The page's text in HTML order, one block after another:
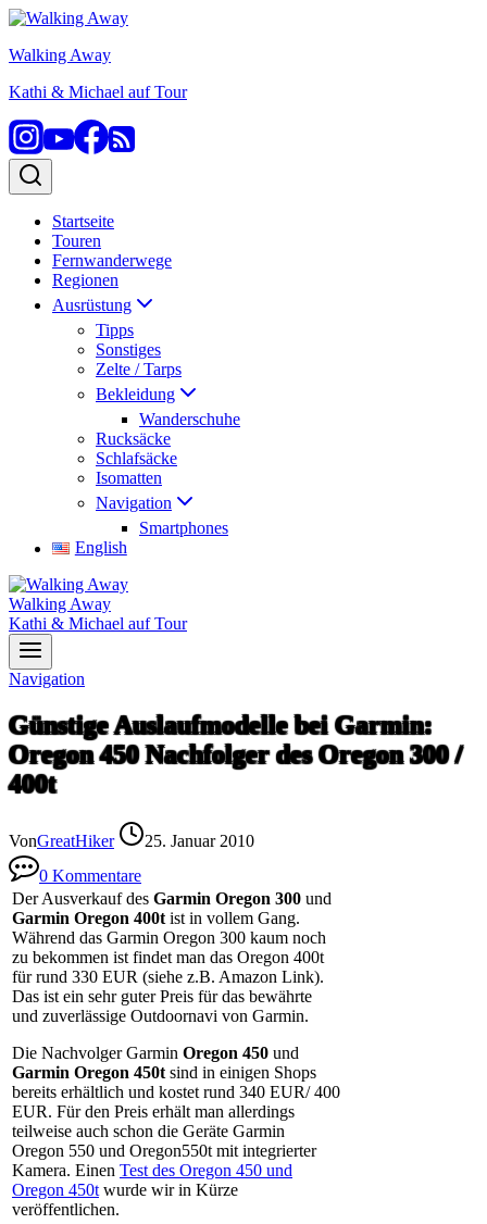
Zum
springen
Walking Away
Kathi & Michael auf Tour
Startseite
Touren
Fernwanderwege
Regionen
Ausrüstung
Tipps
Sonstiges
Zelte / Tarps
Bekleidung
Wanderschuhe
Rucksäcke
Schlafsäcke
Isomatten
Navigation
Smartphones
English
Walking Away
Kathi & Michael auf Tour
Navigation
Günstige Auslaufmodelle bei Garmin:
Oregon 450 Nachfolger des Oregon 300 /
400t
VonGreatHiker
25. Januar 2010
0 Kommentare
Der Ausverkauf des Garmin Oregon 300 und
Garmin Oregon 400t ist in vollem Gang.
Während das Garmin Oregon 300 kaum noch
zu bekommen ist findet man das Oregon 400t
für rund 330 EUR (siehe z.B. Amazon Link).
Das ist ein sehr guter Preis für das bewährte
und zuverlässige Outdoornavi von Garmin.
Die Nachvolger Garmin Oregon 450 und
Garmin Oregon 450t sind in einigen Shops
bereits erhältlich und kostet rund 340 EUR/ 400
EUR. Für den Preis erhält man allerdings
teilweise auch schon die Geräte Garmin
Oregon 550 und Oregon550t mit integrierter
Kamera. Einen Test des Oregon 450 und
Oregon 450t wurde wir in Kürze
veröffentlichen.